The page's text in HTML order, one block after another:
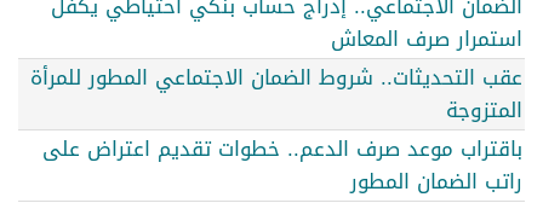
استمرار صرف المعاش
عقب التحديثات.. شروط الضمان الاجتماعي المطور للمرأة
المتزوجة
باقتراب موعد صرف الدعم.. خطوات تقديم اعتراض على
راتب الضمان المطور